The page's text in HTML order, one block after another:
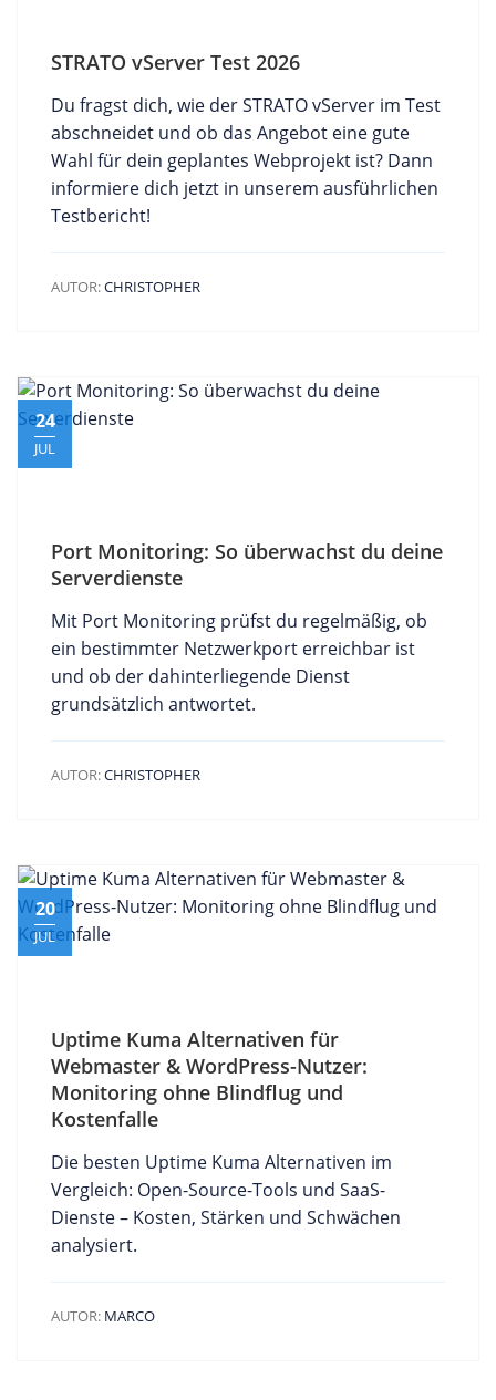
STRATO vServer Test 2026
Du fragst dich, wie der STRATO vServer im Test
abschneidet und ob das Angebot eine gute
Wahl für dein geplantes Webprojekt ist? Dann
informiere dich jetzt in unserem ausführlichen
Testbericht!
AUTOR:CHRISTOPHER
24
JUL
Port Monitoring: So überwachst du deine
Serverdienste
Mit Port Monitoring prüfst du regelmäßig, ob
ein bestimmter Netzwerkport erreichbar ist
und ob der dahinterliegende Dienst
grundsätzlich antwortet.
AUTOR:CHRISTOPHER
20
JUL
Uptime Kuma Alternativen für
Webmaster & WordPress-Nutzer:
Monitoring ohne Blindflug und
Kostenfalle
Die besten Uptime Kuma Alternativen im
Vergleich: Open-Source-Tools und SaaS-
Dienste – Kosten, Stärken und Schwächen
analysiert.
AUTOR: MARCO